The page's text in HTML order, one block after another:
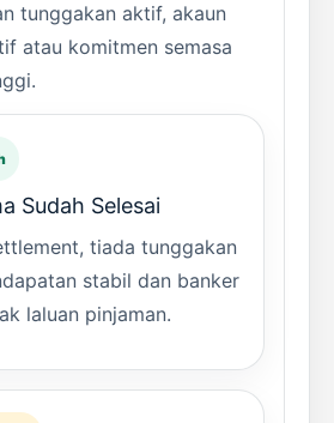
tunggakan aktif, akaun
atau komitmen semasa
Sudah Selesai
tiada tunggakan
stabil dan banker
laluan pinjaman.